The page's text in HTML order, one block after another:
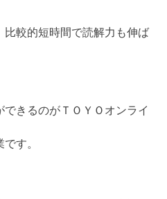
比較的短時間で読解力も伸ば
きるのがＴＯＹＯオンライ
す。